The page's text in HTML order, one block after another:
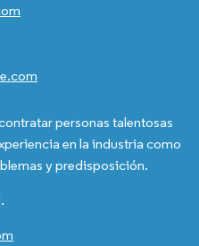
personas talentosas
en la industria como
y predisposición.